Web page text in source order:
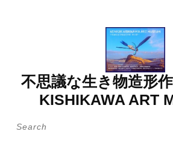
不思議な生き物造形
KISHIKAWA ART